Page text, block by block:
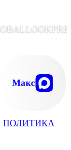
ПОЛИТИКА
Макс